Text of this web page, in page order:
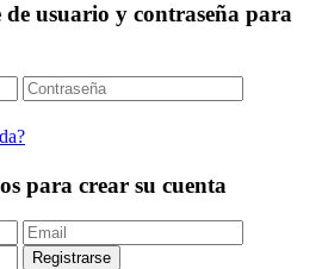
usuario y contraseña para
para crear su cuenta